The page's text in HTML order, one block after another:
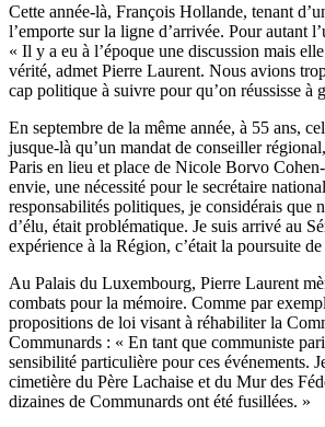
Cette année-là, François Hollande, tenant
l’emporte sur la ligne d’arrivée. Pour autant
« Il y a eu à l’époque une discussion mais
vérité, admet Pierre Laurent. Nous avions
cap politique à suivre pour qu’on réussisse à
En septembre de la même année, à 55 ans,
jusque-là qu’un mandat de conseiller
Paris en lieu et place de Nicole Borvo
envie, une nécessité pour le secrétaire
responsabilités politiques, je considérais que
d’élu, était problématique. Je suis arrivé au
expérience à la Région, c’était la poursuite
Au Palais du Luxembourg, Pierre Laurent
combats pour la mémoire. Comme par
propositions de loi visant à réhabiliter la
Communards : « En tant que communiste
sensibilité particulière pour ces événements.
cimetière du Père Lachaise et du Mur des
dizaines de Communards ont été fusillées. »